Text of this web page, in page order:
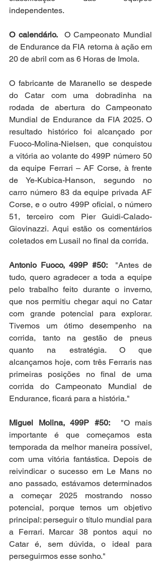
independentes.
O calendário. O Campeonato Mundial
de Endurance da FIA retorna à ação em
20 de abril com as 6 Horas de Imola.
O fabricante de Maranello se despede
do Catar com uma dobradinha na
rodada de abertura do Campeonato
Mundial de Endurance da FIA 2025. O
resultado histórico foi alcançado por
Fuoco-Molina-Nielsen, que conquistou
a vitória ao volante do 499P número 50
da equipe Ferrari – AF Corse, à frente
de Ye-Kubica-Hanson, segundo no
carro número 83 da equipe privada AF
Corse, e o outro 499P oficial, o número
51, terceiro com Pier Guidi-Calado-
Giovinazzi. Aqui estão os comentários
coletados em Lusail no final da corrida.
Antonio Fuoco, 499P #50: "Antes de
tudo, quero agradecer a toda a equipe
pelo trabalho feito durante o inverno,
que nos permitiu chegar aqui no Catar
com grande potencial para explorar.
Tivemos um ótimo desempenho na
corrida, tanto na gestão de pneus
quanto na estratégia. O que
alcançamos hoje, com três Ferraris nas
primeiras posições no final de uma
corrida do Campeonato Mundial de
Endurance, ficará para a história."
Miguel Molina, 499P #50:
"O mais
importante é que começamos esta
temporada da melhor maneira possível,
com uma vitória fantástica. Depois de
reivindicar o sucesso em Le Mans no
ano passado, estávamos determinados
a começar 2025 mostrando nosso
potencial, porque temos um objetivo
principal: perseguir o título mundial para
a Ferrari. Marcar 38 pontos aqui no
Catar é, sem dúvida, o ideal para
perseguirmos esse sonho."